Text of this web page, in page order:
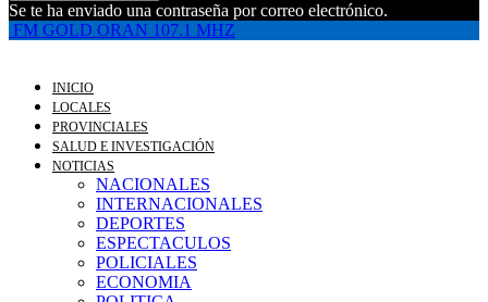
Se te ha enviado una contraseña por correo electrónico.
FM GOLD ORAN 107.1 MHZ
INICIO
LOCALES
PROVINCIALES
SALUD E INVESTIGACIÓN
NOTICIAS
NACIONALES
INTERNACIONALES
DEPORTES
ESPECTACULOS
POLICIALES
ECONOMIA